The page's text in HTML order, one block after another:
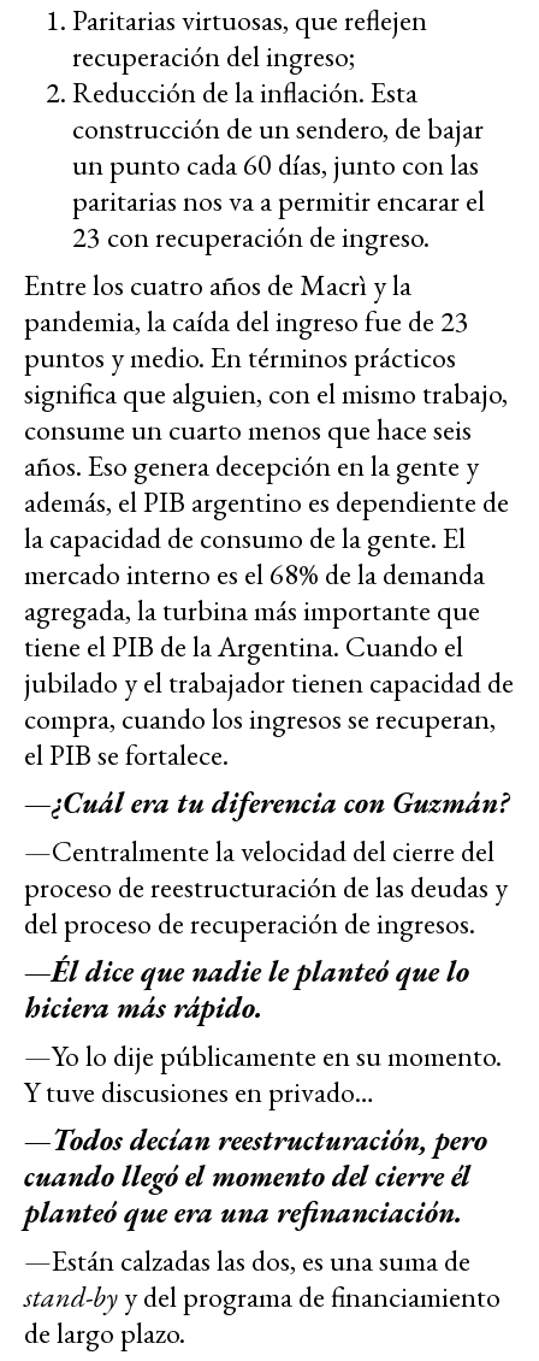
Paritarias virtuosas, que reflejen
recuperación del ingreso;
Reducción de la inflación. Esta
construcción de un sendero, de bajar
un punto cada 60 días, junto con las
paritarias nos va a permitir encarar el
23 con recuperación de ingreso.
Entre los cuatro años de Macrì y la
pandemia, la caída del ingreso fue de 23
puntos y medio. En términos prácticos
significa que alguien, con el mismo trabajo,
consume un cuarto menos que hace seis
años. Eso genera decepción en la gente y
además, el PIB argentino es dependiente de
la capacidad de consumo de la gente. El
mercado interno es el 68% de la demanda
agregada, la turbina más importante que
tiene el PIB de la Argentina. Cuando el
jubilado y el trabajador tienen capacidad de
compra, cuando los ingresos se recuperan,
el PIB se fortalece.
—¿Cuál era tu diferencia con Guzmán?
—Centralmente la velocidad del cierre del
proceso de reestructuración de las deudas y
del proceso de recuperación de ingresos.
—Él dice que nadie le planteó que lo
hiciera más rápido.
—Yo lo dije públicamente en su momento.
Y tuve discusiones en privado…
—Todos decían reestructuración, pero
cuando llegó el momento del cierre él
planteó que era una refinanciación.
—Están calzadas las dos, es una suma de
stand-byy del programa de financiamiento
de largo plazo.